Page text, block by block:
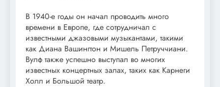
В 1940-е годы он начал проводить много
времени в Европе, где сотрудничал с
известными джазовыми музыкантами, такими
как Диана Вашингтон и Мишель Петруччиани.
Вулф также успешно выступал во многих
известных концертных залах, таких как Карнеги
Холл и Большой театр.